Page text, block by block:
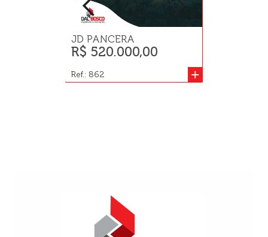
JD PANCERA
R$ 520.000,00
+
Ref.: 862